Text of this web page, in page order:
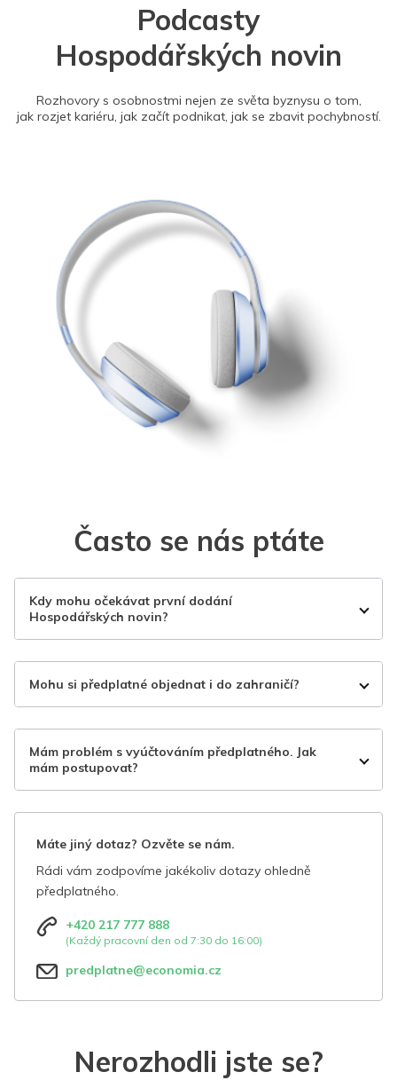
Podcasty
Hospodářských novin
Rozhovory s osobnostmi nejen ze světa byznysu o tom,
jak rozjet kariéru, jak začít podnikat, jak se zbavit pochybností.
Často se nás ptáte
Kdy mohu očekávat první dodání
Hospodářských novin?
Mohu si předplatné objednat i do zahraničí?
Mám problém s vyúčtováním předplatného. Jak
mám postupovat?
Máte jiný dotaz? Ozvěte se nám.
Rádi vám zodpovíme jakékoliv dotazy ohledně
předplatného.
+420 217 777 888
(Každý pracovní den od 7:30 do 16:00)
predplatne@economia.cz
Nerozhodli jste se?